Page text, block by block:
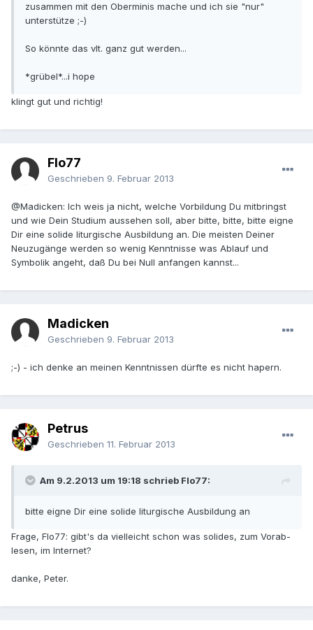
zusammen mit den Oberminis mache und ich sie "nur"
unterstütze ;-)
So könnte das vlt. ganz gut werden...
*grübel*...i hope
klingt gut und richtig!
Flo77
Geschrieben 9. Februar 2013
@Madicken: Ich weis ja nicht, welche Vorbildung Du mitbringst
und wie Dein Studium aussehen soll, aber bitte, bitte, bitte eigne
Dir eine solide liturgische Ausbildung an. Die meisten Deiner
Neuzugänge werden so wenig Kenntnisse was Ablauf und
Symbolik angeht, daß Du bei Null anfangen kannst...
Madicken
Geschrieben 9. Februar 2013
;-) - ich denke an meinen Kenntnissen dürfte es nicht hapern.
Petrus
Geschrieben 11. Februar 2013
Am 9.2.2013 um 19:18 schrieb Flo77:
bitte eigne Dir eine solide liturgische Ausbildung an
Frage, Flo77: gibt's da vielleicht schon was solides, zum Vorab-
lesen, im Internet?
danke, Peter.